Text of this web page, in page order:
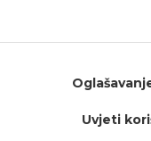
Uvjeti